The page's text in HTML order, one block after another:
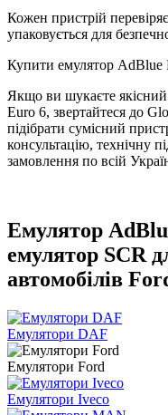
Кожен пристрій
упаковується для
Купити емулятор AdBlue
Якщо ви шукаєте
Euro 6, звертайтеся до
підібрати сумісний
консультацію, технічну
замовлення по всій
Емулятор
емулятор SCR
автомобілів
Емулятори DAF
Емулятори Ford
Емулятори Iveco